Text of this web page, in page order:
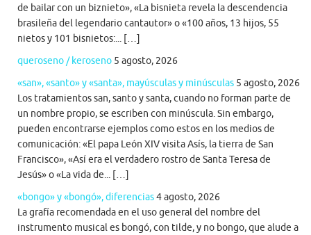
de bailar con un biznieto», «La bisnieta revela la descendencia
brasileña del legendario cantautor» o «100 años, 13 hijos, 55
nietos y 101 bisnietos:... […]
queroseno / keroseno 5 agosto, 2026
«san», «santo» y «santa», mayúsculas y minúsculas 5 agosto, 2026
Los tratamientos san, santo y santa, cuando no forman parte de
un nombre propio, se escriben con minúscula. Sin embargo,
pueden encontrarse ejemplos como estos en los medios de
comunicación: «El papa León XIV visita Asís, la tierra de San
Francisco», «Así era el verdadero rostro de Santa Teresa de
Jesús» o «La vida de... […]
«bongo» y «bongó», diferencias4 agosto, 2026
La grafía recomendada en el uso general del nombre del
instrumento musical es bongó, con tilde, y no bongo, que alude a